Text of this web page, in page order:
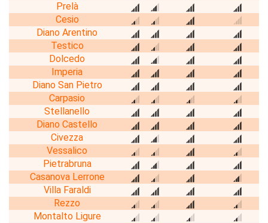
Prelà
Cesio
Diano Arentino
Testico
Dolcedo
Imperia
Diano San Pietro
Carpasio
Stellanello
Diano Castello
Civezza
Vessalico
Pietrabruna
Casanova Lerrone
Villa Faraldi
Rezzo
Montalto Ligure